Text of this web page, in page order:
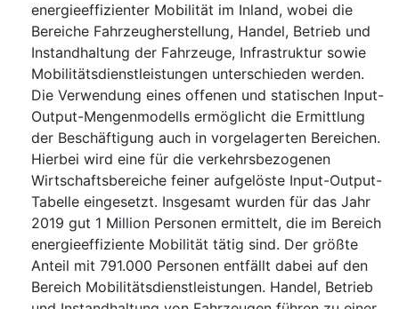
energieeffizienter Mobilität im Inland, wobei die
Bereiche Fahrzeugherstellung, Handel, Betrieb und
Instandhaltung der Fahrzeuge, Infrastruktur sowie
Mobilitätsdienstleistungen unterschieden werden.
Die Verwendung eines offenen und statischen Input-
Output-Mengenmodells ermöglicht die Ermittlung
der Beschäftigung auch in vorgelagerten Bereichen.
Hierbei wird eine für die verkehrsbezogenen
Wirtschaftsbereiche feiner aufgelöste Input-Output-
Tabelle eingesetzt. Insgesamt wurden für das Jahr
2019 gut 1 Million Personen ermittelt, die im Bereich
energieeffiziente Mobilität tätig sind. Der größte
Anteil mit 791.000 Personen entfällt dabei auf den
Bereich Mobilitätsdienstleistungen. Handel, Betrieb